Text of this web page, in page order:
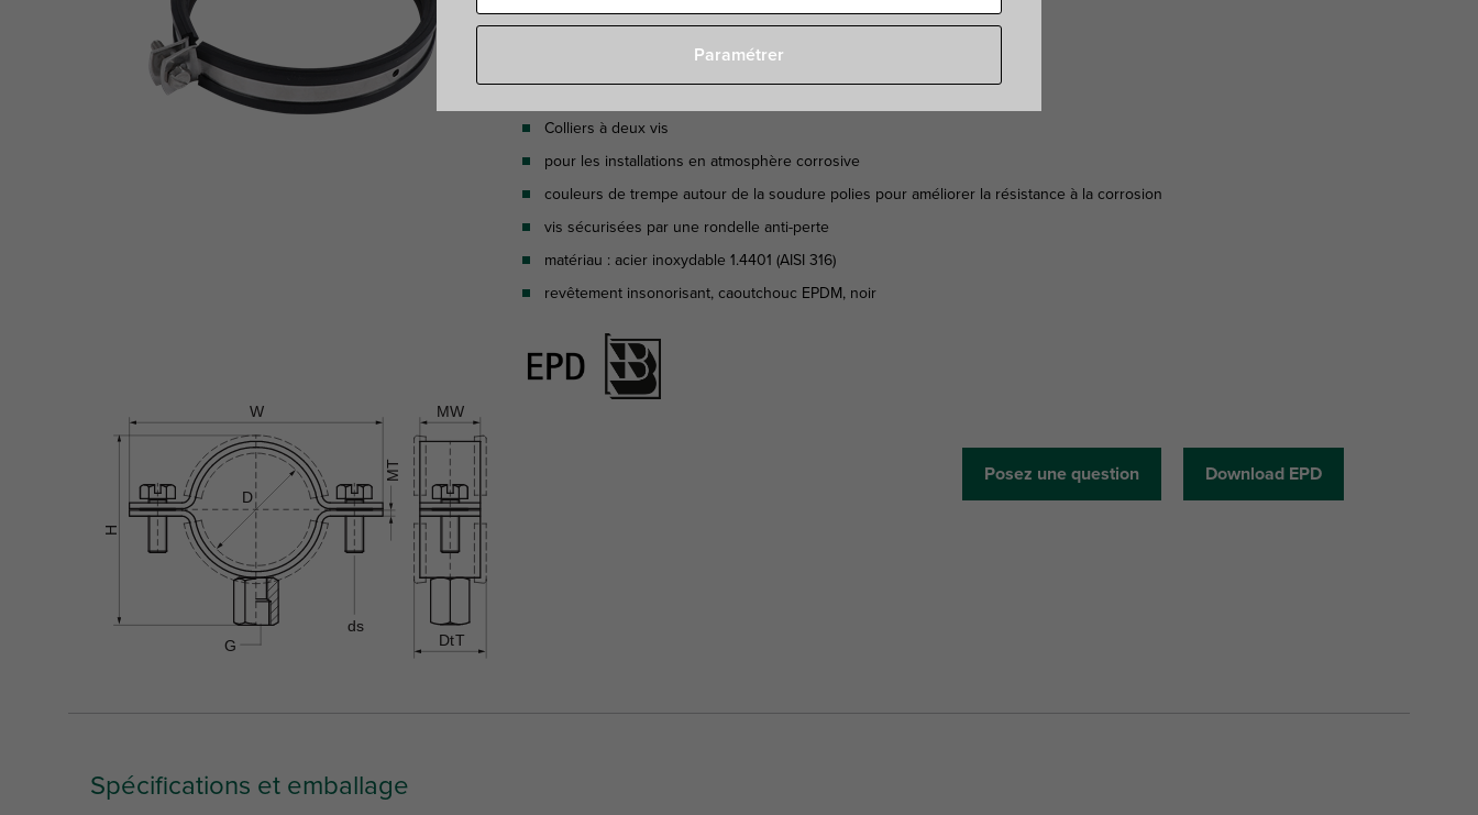
Caractéristiques
Colliers à deux vis
pour les installations en atmosphère corrosive
couleurs de trempe autour de la soudure polies pour améliorer la résistance à la corrosion
vis sécurisées par une rondelle anti-perte
matériau : acier inoxydable 1.4401 (AISI 316)
revêtement insonorisant, caoutchouc EPDM, noir
Posez une question Download EPD
Spécifications et emballage
Paramétrer